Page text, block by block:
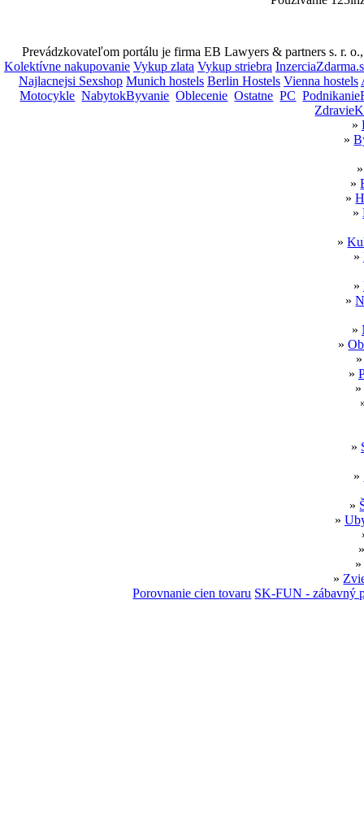
Prevádzkovateľom portálu je firma EB Lawyers & partners s. r.
Kolektívne nakupovanie Vykup zlata Vykup striebra
Najlacnejsi Sexshop Munich hostels Berlin Hostels Vienna hostels
Motocykle NabytokByvanie Oblecenie Ostatne PC
»
»
»
»
»
»
»
»
»
»
»
»
»
»
»
»
»
Porovnanie cien tovaru SK-FUN - zábavný